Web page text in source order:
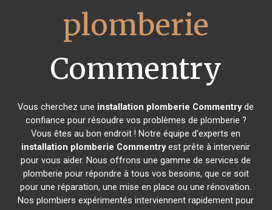
plomberie
Commentry
Vous cherchez une installation plomberie Commentryde
confiance pour résoudre vos problèmes de plomberie ?
Vous êtes au bon endroit ! Notre équipe d'experts en
installation plomberie Commentryest prête à intervenir
pour vous aider. Nous offrons une gamme de services de
plomberie pour répondre à tous vos besoins, que ce soit
pour une réparation, une mise en place ou une rénovation.
Nos plombiers expérimentés interviennent rapidement pour